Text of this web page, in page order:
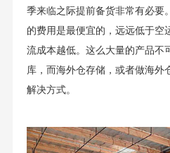
季来临之际提前备货非常有必要
的费用是最便宜的，远远低于空
流成本越低。这么大量的产品不
库，而海外仓存储，或者做海外
解决方式。